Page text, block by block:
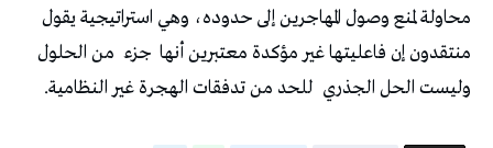
محاولة لمنع وصول المهاجرين إلى حدوده، وهي استراتيجية يقول
منتقدون إن فاعليتها غير مؤكدة معتبرين أنها جزء من الحلول
وليست الحل الجذري للحد من تدفقات الهجرة غير النظامية.